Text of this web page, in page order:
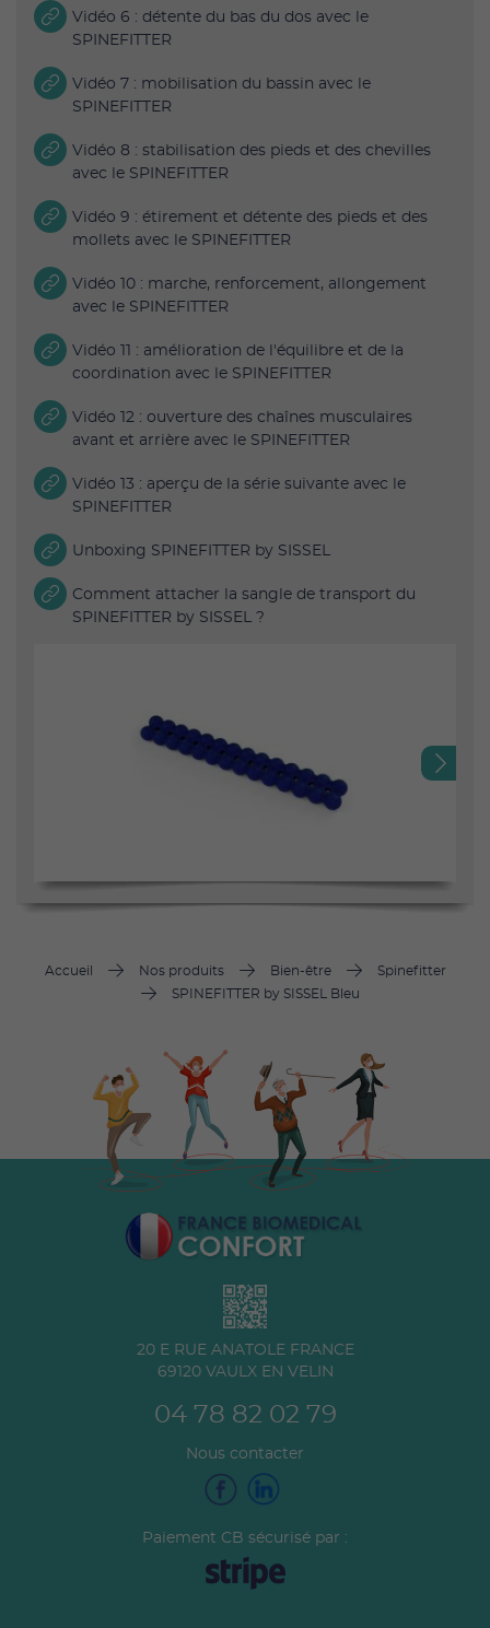
Vidéo 6 : détente du bas du dos avec le
SPINEFITTER
Vidéo 7 : mobilisation du bassin avec le
SPINEFITTER
Vidéo 8 : stabilisation des pieds et des chevilles
avec le SPINEFITTER
Vidéo 9 : étirement et détente des pieds et des
mollets avec le SPINEFITTER
Vidéo 10 : marche, renforcement, allongement
avec le SPINEFITTER
Vidéo 11 : amélioration de l'équilibre et de la
coordination avec le SPINEFITTER
Vidéo 12 : ouverture des chaînes musculaires
avant et arrière avec le SPINEFITTER
Vidéo 13 : aperçu de la série suivante avec le
SPINEFITTER
Unboxing SPINEFITTER by SISSEL
Comment attacher la sangle de transport du
SPINEFITTER by SISSEL ?
Accueil Nos produits Bien-être
Spinefitter
SPINEFITTER by SISSEL Bleu
20 E RUE ANATOLE FRANCE
69120 VAULX EN VELIN
04 78 82 02 79
Nous contacter
Paiement CB sécurisé par :